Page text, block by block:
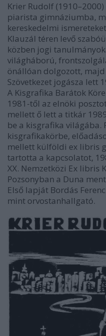
Krier Rudolf
piarista gimnáziumba,
kereskedelmi
Klauzál téren levő
közben jogi
világháború,
önállóan dolgozott, majd
Szövetkezet jogásza lett
A Kisgrafika Barátok
1981-től az elnöki
mellett ő lett a titkár
be a kisgrafika világába.
kisgrafikakörbe,
mellett külföldi ex libris
tartotta a kapcsolatot,
XX. Nemzetközi Ex libris
Pozsonyban a Duna
Első lapját Bordás
mint orvostanhallgató.